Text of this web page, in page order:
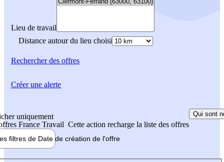
Lieu de travail
Distance autour du lieu choisi
Rechercherdes offres
uniquement
France Travail Cette action recharge la liste des offres
Qui sont
filtres de Date de création de l'offre
Créer une alerte